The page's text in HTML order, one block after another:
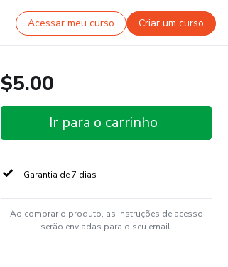
Acessar meu curso Criar um curso
$5.00
Ir para o carrinho
Garantia de 7 dias
Ao comprar o produto, as instruções de acesso
serão enviadas para o seu email.